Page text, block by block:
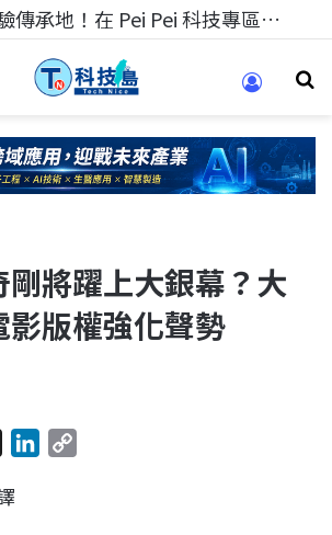
科技人的經驗傳承地！在 Pei Pei 科技專區，與學弟妹交流最硬核的技術
將躍上大銀幕？大
影版權強化聲勢
r